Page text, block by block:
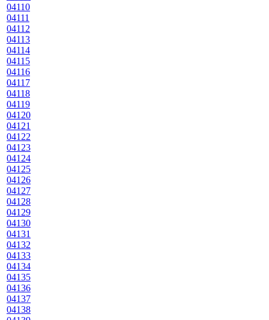
04110
04111
04112
04113
04114
04115
04116
04117
04118
04119
04120
04121
04122
04123
04124
04125
04126
04127
04128
04129
04130
04131
04132
04133
04134
04135
04136
04137
04138